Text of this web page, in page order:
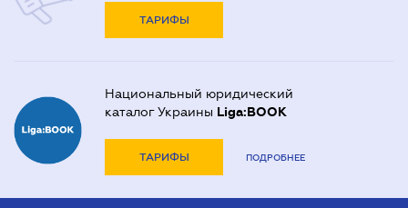
ТАРИФЫ
Национальный юридический
каталог Украины Liga:BOOK
ТАРИФЫ ПОДРОБНЕЕ